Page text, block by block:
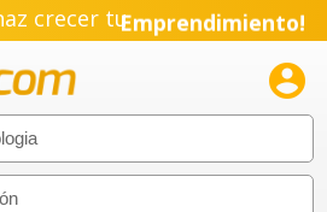
crecer tuEmprendimiento!
